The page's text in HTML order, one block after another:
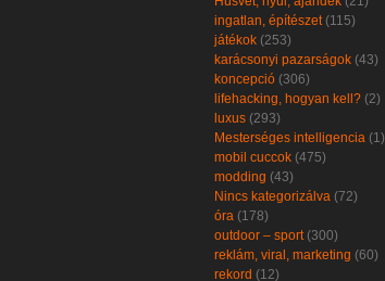
ingatlan, építészet(115)
játékok (253)
karácsonyi pazarságok (43)
koncepció (306)
lifehacking, hogyan kell? (2)
luxus (293)
Mesterséges intelligencia (1)
mobil cuccok (475)
modding (43)
Nincs kategorizálva (72)
óra (178)
outdoor – sport(300)
reklám, viral, marketing (60)
rekord (12)